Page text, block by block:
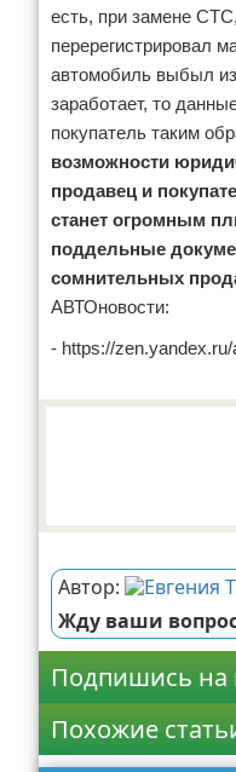
есть, при замене
перерегистрировал
автомобиль выбыл
заработает, то
покупатель таким
возможности
продавец и
станет огромным
поддельные
сомнительных
АВТОновости:
- https://
Автор:
Жду ваши
Подпишись на
Похожие